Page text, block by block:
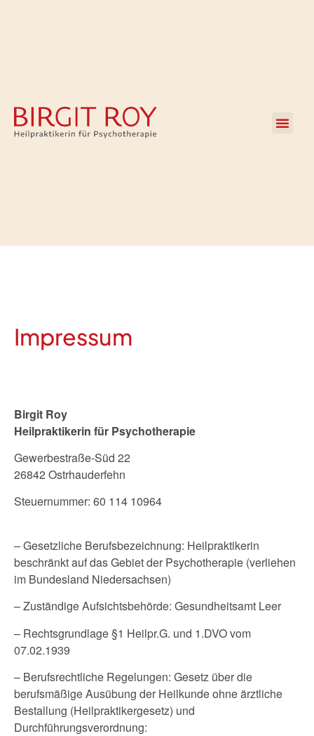
Impressum
Birgit Roy
Heilpraktikerin für Psychotherapie
Gewerbestraße-Süd 22
26842 Ostrhauderfehn
Steuernummer: 60 114 10964
– Gesetzliche Berufsbezeichnung: Heilpraktikerin
beschränkt auf das Gebiet der Psychotherapie (verliehen
im Bundesland Niedersachsen)
– Zuständige Aufsichtsbehörde: Gesundheitsamt Leer
– Rechtsgrundlage §1 Heilpr.G. und 1.DVO vom
07.02.1939
– Berufsrechtliche Regelungen: Gesetz über die
berufsmäßige Ausübung der Heilkunde ohne ärztliche
Bestallung (Heilpraktikergesetz) und
Durchführungsverordnung: